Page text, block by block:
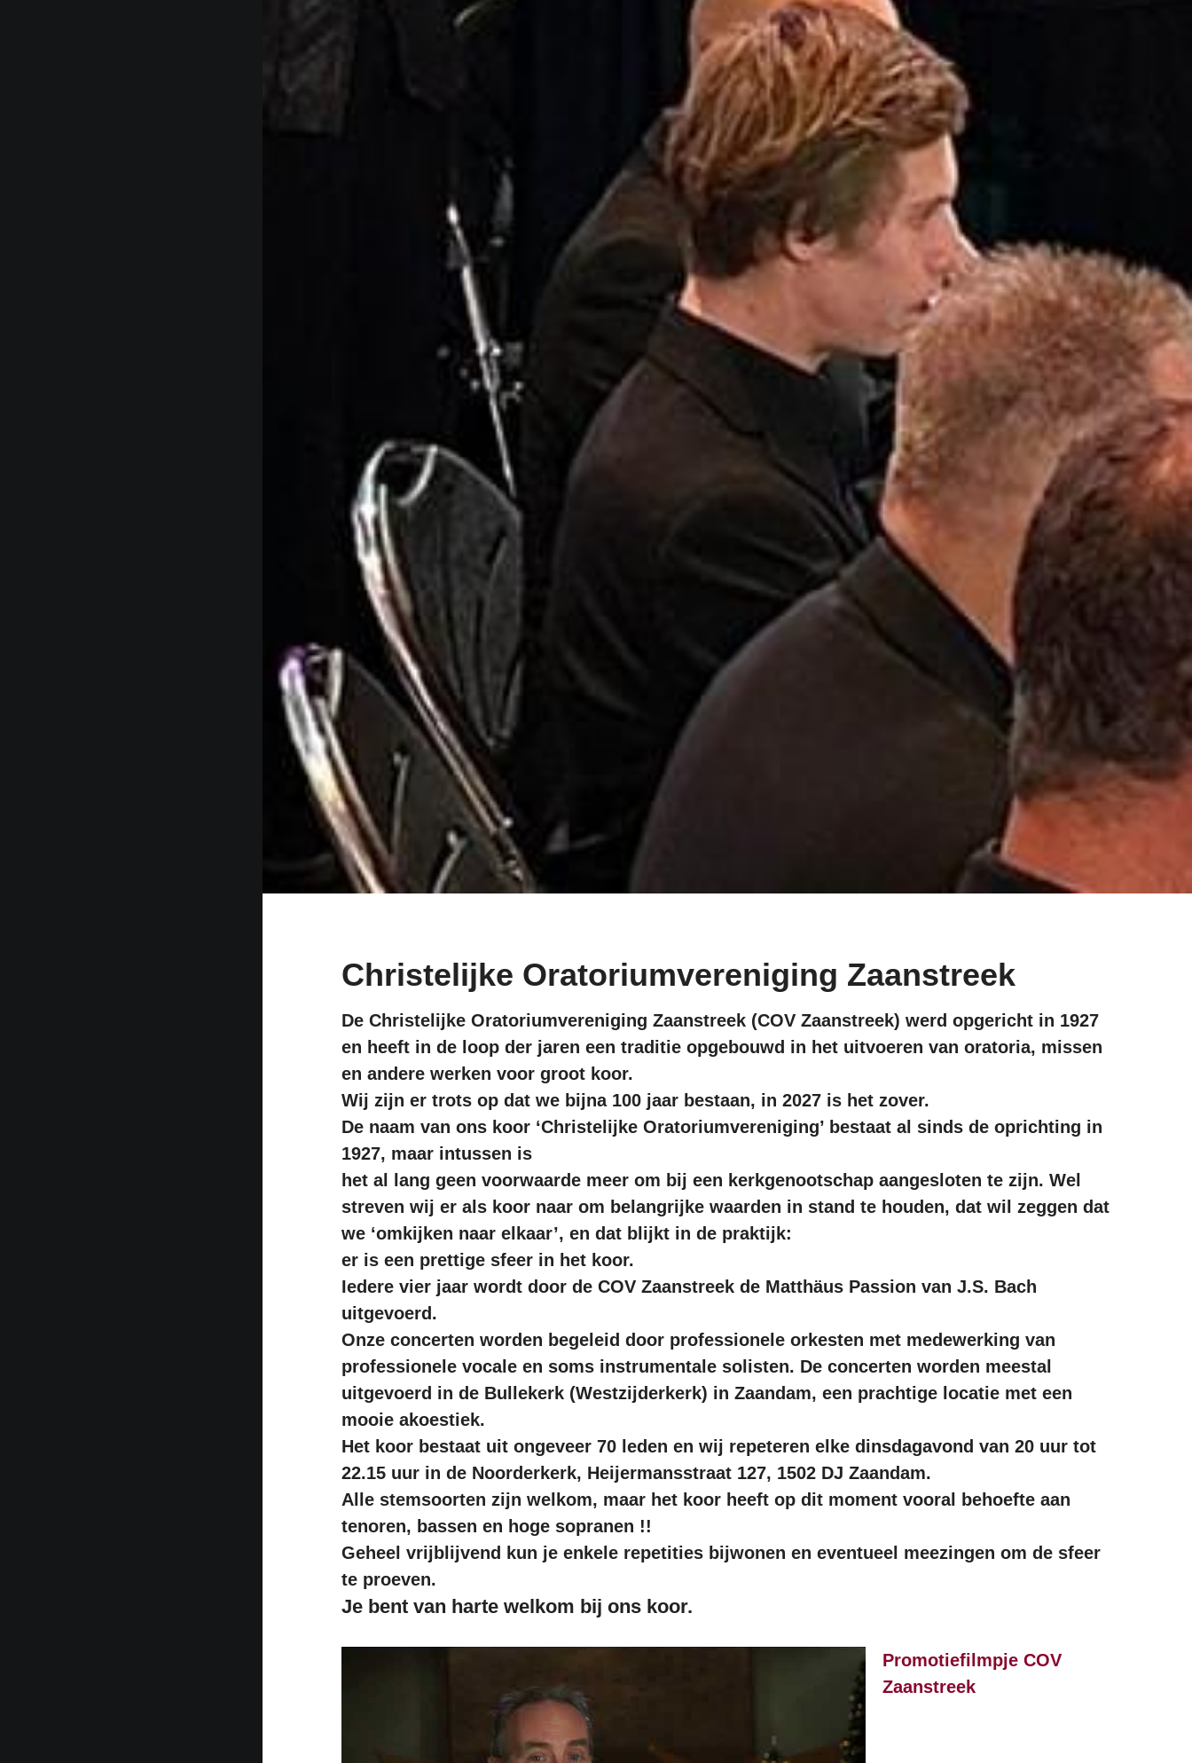
Christelijke Oratoriumvereniging Zaanstreek
De Christelijke Oratoriumvereniging Zaanstreek (COV Zaanstreek) werd opgericht in 1927
en heeft in de loop der jaren een traditie opgebouwd in het uitvoeren van oratoria, missen
en andere werken voor groot koor.
Wij zijn er trots op dat we bijna 100 jaar bestaan, in 2027 is het zover.
De naam van ons koor ‘Christelijke Oratoriumvereniging’ bestaat al sinds de oprichting in
1927, maar intussen is
het al lang geen voorwaarde meer om bij een kerkgenootschap aangesloten te zijn. Wel
streven wij er als koor naar om belangrijke waarden in stand te houden, dat wil zeggen dat
we ‘omkijken naar elkaar’, en dat blijkt in de praktijk:
er is een prettige sfeer in het koor.
Iedere vier jaar wordt door de COV Zaanstreek de Matthäus Passion van J.S. Bach
uitgevoerd.
Onze concerten worden begeleid door professionele orkesten met medewerking van
professionele vocale en soms instrumentale solisten. De concerten worden meestal
uitgevoerd in de Bullekerk (Westzijderkerk) in Zaandam, een prachtige locatie met een
mooie akoestiek.
Het koor bestaat uit ongeveer 70 leden en wij repeteren elke dinsdagavond van 20 uur tot
22.15 uur in de Noorderkerk, Heijermansstraat 127, 1502 DJ Zaandam.
Alle stemsoorten zijn welkom, maar het koor heeft op dit moment vooral behoefte aan
tenoren, bassen en hoge sopranen !!
Geheel vrijblijvend kun je enkele repetities bijwonen en eventueel meezingen om de sfeer
te proeven.
Je bent van harte welkom bij ons koor.
Promotiefilmpje COV
Zaanstreek